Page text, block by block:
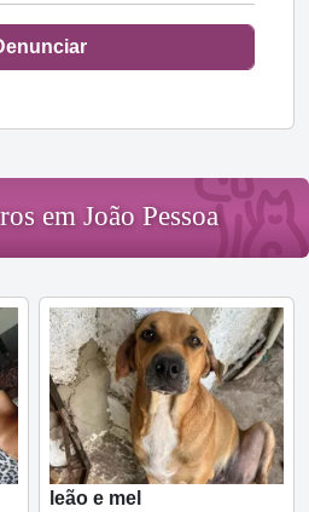
em João Pessoa
leão e mel